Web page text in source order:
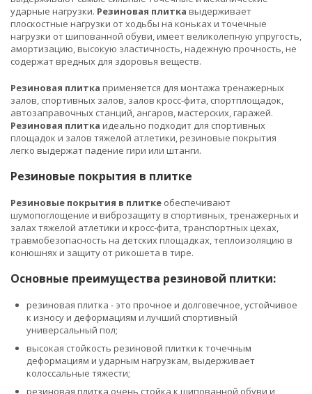
ударные нагрузки. Резиновая плитка выдерживает
плоскостные нагрузки от ходьбы на коньках и точечные
нагрузки от шипованной обуви, имеет великолепную упругость,
амортизацию, высокую эластичность, надежную прочность, не
содержат вредных для здоровья веществ.
Резиновая плитка применяется для монтажа тренажерных
залов, спортивных залов, залов кросс-фита, спортплощадок,
автозаправочных станций, ангаров, мастерских, гаражей.
Резиновая плитка идеально подходит для спортивных
площадок и залов тяжелой атлетики, резиновые покрытия
легко выдержат падение гири или штанги.
Резиновые покрытия в плитке
Резиновые покрытия в плитке обеспечивают
шумопоглощение и виброзащиту в спортивных, тренажерных и
залах тяжелой атлетики и кросс-фита, транспортных цехах,
травмобезопасность на детских площадках, теплоизоляцию в
конюшнях и защиту от рикошета в тире.
Основные преимущества резиновой плитки:
резиновая плитка - это прочное и долговечное, устойчивое
к износу и деформациям и лучший спортивный
универсальный пол;
высокая стойкость резиновой плитки к точечным
деформациям и ударным нагрузкам, выдерживает
колоссальные тяжести;
резиновая плитка очень стойка к шипованной обуви и